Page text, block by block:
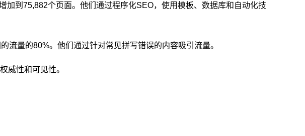
到75,882个页面。他们通过程序化SEO，使用模板、数据库和自动化技
流量的80%。他们通过针对常见拼写错误的内容吸引流量。
威性和可见性。